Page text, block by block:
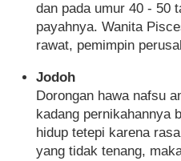
dan pada umur 40 - 50
payahnya. Wanita
rawat, pemimpin
Jodoh
Dorongan hawa nafsu
kadang pernikahannya
hidup tetepi karena
yang tidak tenang,